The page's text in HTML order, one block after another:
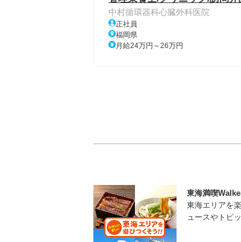
中村循環器科心臓外科医院
正社員
福岡県
月給24万円～26万円
東海満喫
東海エリアを
ュースやトピ